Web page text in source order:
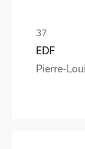
EDF
Pierre-